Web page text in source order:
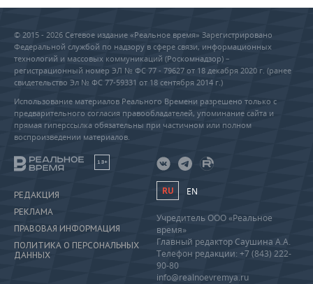
© 2015 - 2026 Сетевое издание «Реальное время» Зарегистрировано
Федеральной службой по надзору в сфере связи, информационных
технологий и массовых коммуникаций (Роскомнадзор) –
регистрационный номер ЭЛ № ФС 77 - 79627 от 18 декабря 2020 г. (ранее
свидетельство Эл № ФС 77-59331 от 18 сентября 2014 г.)
Использование материалов Реального Времени разрешено только с
предварительного согласия правообладателей, упоминание сайта и
прямая гиперссылка обязательны при частичном или полном
воспроизведении материалов.
18+
РЕДАКЦИЯ
РЕКЛАМА
ПРАВОВАЯ ИНФОРМАЦИЯ
ПОЛИТИКА О ПЕРСОНАЛЬНЫХ
ДАННЫХ
RU EN
Учредитель ООО «Реальное
время»
Главный редактор Саушина А.А.
Телефон редакции: +7 (843) 222-
90-80
info@realnoevremya.ru